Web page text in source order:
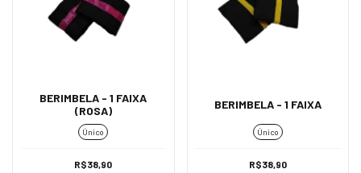
BERIMBELA - 1 FAIXA
(ROSA)
Único
R$38,90
BERIMBELA - 1 FAIXA
Único
R$38,90